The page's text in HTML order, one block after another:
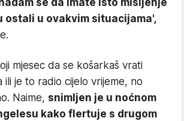
se da imate isto mišljenje
ostali u ovakvim situacijama',
mjesec da se košarkaš vrati
ili je to radio cijelo vrijeme, no
Naime, snimljen je u noćnom
kako flertuje s drugom